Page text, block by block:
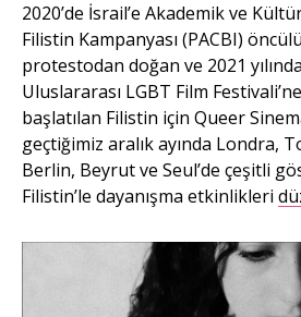
2020’de İsrail’e Akademik ve
Filistin Kampanyası (PACBI)
protestodan doğan ve 2021
Uluslararası LGBT Film
başlatılan Filistin için Queer
geçtiğimiz aralık ayında Londra,
Berlin, Beyrut ve Seul’de çeşitli
Filistin’le dayanışma etkinlikleri